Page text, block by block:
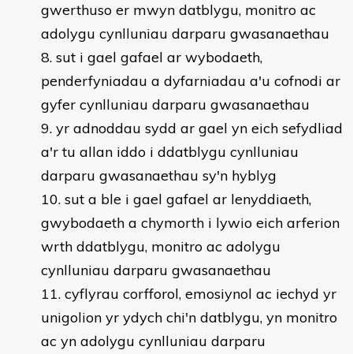
gwerthuso er mwyn datblygu, monitro ac
adolygu cynlluniau darparu gwasanaethau
sut i gael gafael ar wybodaeth,
penderfyniadau a dyfarniadau a'u cofnodi ar
gyfer cynlluniau darparu gwasanaethau
yr adnoddau sydd ar gael yn eich sefydliad
a'r tu allan iddo i ddatblygu cynlluniau
darparu gwasanaethau sy'n hyblyg
sut a ble i gael gafael ar lenyddiaeth,
gwybodaeth a chymorth i lywio eich arferion
wrth ddatblygu, monitro ac adolygu
cynlluniau darparu gwasanaethau
cyflyrau corfforol, emosiynol ac iechyd yr
unigolion yr ydych chi'n datblygu, yn monitro
ac yn adolygu cynlluniau darparu